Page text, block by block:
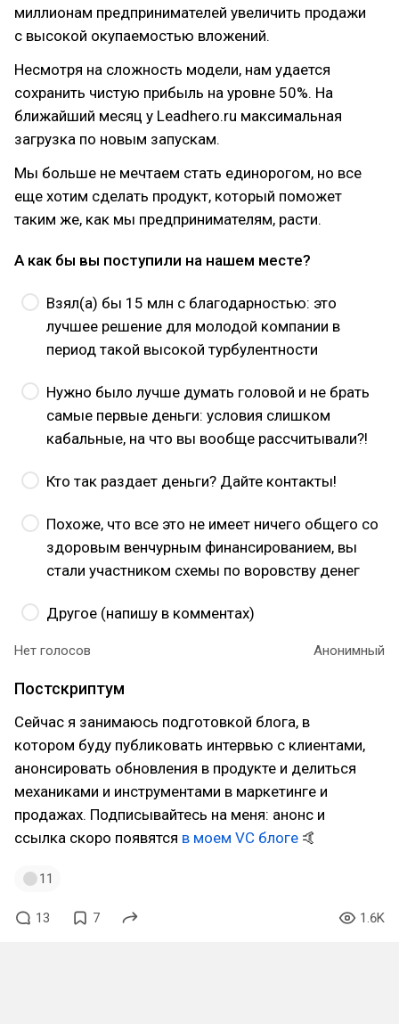
миллионам предпринимателей увеличить продажи
с высокой окупаемостью вложений.
Несмотря на сложность модели, нам удается
сохранить чистую прибыль на уровне 50%. На
ближайший месяц у Leadhero.ru максимальная
загрузка по новым запускам.
Мы больше не мечтаем стать единорогом, но все
еще хотим сделать продукт, который поможет
таким же, как мы предпринимателям, расти.
А как бы вы поступили на нашем месте?
Взял(а) бы 15 млн с благодарностью: это
лучшее решение для молодой компании в
период такой высокой турбулентности
Нужно было лучше думать головой и не брать
самые первые деньги: условия слишком
кабальные, на что вы вообще рассчитывали?!
Кто так раздает деньги? Дайте контакты!
Похоже, что все это не имеет ничего общего со
здоровым венчурным финансированием, вы
стали участником схемы по воровству денег
Другое (напишу в комментах)
Нет голосов Анонимный
Постскриптум
Сейчас я занимаюсь подготовкой блога, в
котором буду публиковать интервью с клиентами,
анонсировать обновления в продукте и делиться
механиками и инструментами в маркетинге и
продажах. Подписывайтесь на меня: анонс и
ссылка скоро появятся в моем VC блоге 🤙
11
13 7 1.6K